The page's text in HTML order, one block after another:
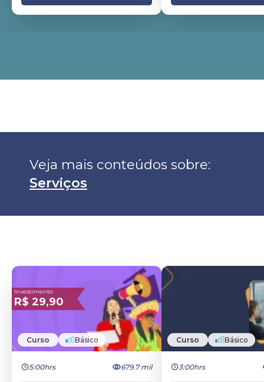
Serviços
Investimento
R$ 29,90
Curso Básico
5:00hrs 679.7 mil
Curso Básico
3:00hrs